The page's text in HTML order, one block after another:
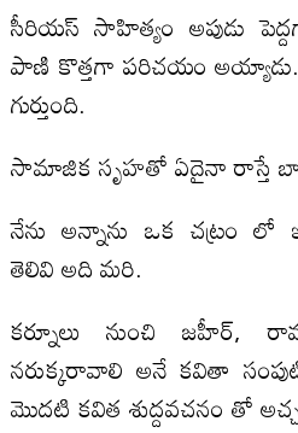
సీరియస్ సాహిత్యం అపుడు
పాణి కొత్తగా పరిచయం
గుర్తుంది.
సామాజిక సృహతో ఏదైనా రాస్తే
నేను అన్నాను ఒక చట్రం లో
తెలివి అది మరి.
కర్నూలు నుంచి జహీర్,
నరుక్కరావాలి అనే కవితా
మొదటి కవిత శుద్దవచనం తో